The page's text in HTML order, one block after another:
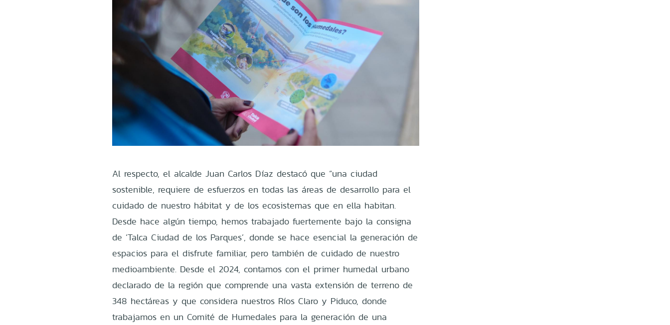
Al respecto, el alcalde Juan Carlos Díaz destacó que “una ciudad
sostenible, requiere de esfuerzos en todas las áreas de desarrollo para el
cuidado de nuestro hábitat y de los ecosistemas que en ella habitan.
Desde hace algún tiempo, hemos trabajado fuertemente bajo la consigna
de ‘Talca Ciudad de los Parques’, donde se hace esencial la generación de
espacios para el disfrute familiar, pero también de cuidado de nuestro
medioambiente. Desde el 2024, contamos con el primer humedal urbano
declarado de la región que comprende una vasta extensión de terreno de
348 hectáreas y que considera nuestros Ríos Claro y Piduco, donde
trabajamos en un Comité de Humedales para la generación de una